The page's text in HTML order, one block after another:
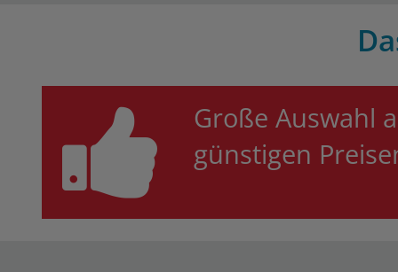
Große Auswahl
günstigen